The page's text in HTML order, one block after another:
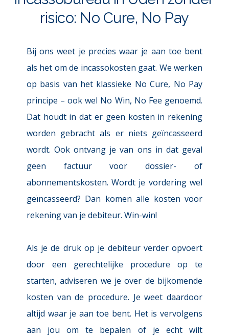
risico: No Cure, No Pay
Bij ons weet je precies waar je aan toe bent
als het om de incassokosten gaat. We werken
op basis van het klassieke No Cure, No Pay
principe – ook wel No Win, No Fee genoemd.
Dat houdt in dat er geen kosten in rekening
worden gebracht als er niets geïncasseerd
wordt. Ook ontvang je van ons in dat geval
geen factuur voor dossier- of
abonnementskosten. Wordt je vordering wel
geïncasseerd? Dan komen alle kosten voor
rekening van je debiteur. Win-win!
Als je de druk op je debiteur verder opvoert
door een gerechtelijke procedure op te
starten, adviseren we je over de bijkomende
kosten van de procedure. Je weet daardoor
altijd waar je aan toe bent. Het is vervolgens
aan jou om te bepalen of je echt wilt